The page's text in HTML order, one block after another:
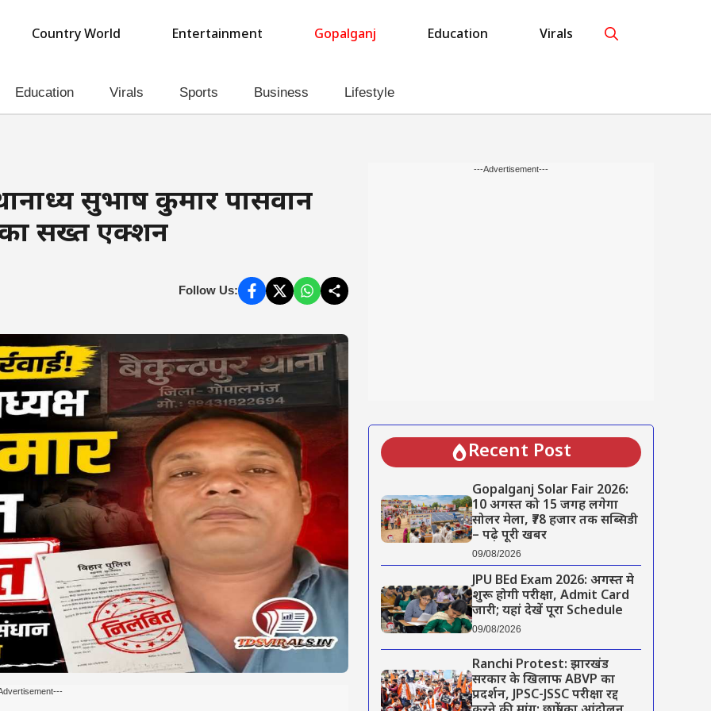
Country World Entertainment Gopalganj Education Virals
Education Virals Sports Business Lifestyle
सुभाष कुमार पासवान
का सख्त एक्शन
Follow Us:
---Advertisement---
Recent Post
Gopalganj Solar Fair 2026:
10 अगस्त को 15 जगह लगेगा
सोलर मेला, ₹78 हजार तक सब्सिडी
– पढ़े पूरी खबर
09/08/2026
JPU BEd Exam 2026: अगस्त मे
शुरू होगी परीक्षा, Admit Card
जारी; यहां देखें पूरा Schedule
09/08/2026
Ranchi Protest: झारखंड
सरकार के खिलाफ ABVP का
प्रदर्शन, JPSC-JSSC परीक्षा रद्द